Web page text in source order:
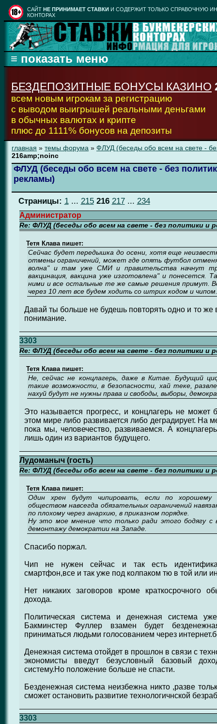
CАЙТ НЕ ПРИНИМАЕТ СТАВКИ И СОДЕРЖИТ ТОЛЬКО СПРАВОЧНУЮ
КОНТОРАХ
БЕЗДЕПОЗИТНЫЕ БОНУСЫ КАЗИНО
всем новым игрокам за регистрацию
с выводом выигрышей реальными деньгами
в обычных валютах и крипте
плюс до 1111% бонусов на депозиты
главная » темы форума » ФЛУД (беседы обо всем на свете -
216amp;noinc
ФЛУД (беседы обо всем на свете - без
рекламы)
Страницы: 1... 215 216 217... 234
Администратор
Re: ФЛУД (беседы обо всем на свете - без политики и
Тетя Клава пишет:
Сейчас будет передышка до осени, хотя еще
отмены ограничений, может где опять футбол
волна" и там уже СМИ и правительства начнут
вакцинация, вакцина уже изготовлена" и понесется.
ними и все остальные те же самые решения примут.
через 10 лет все будем ходить со штрих кодом и чипом.
Давай ты больше не будешь повторять одно и то же
понимание.
3303
Re: ФЛУД (беседы обо всем на свете - без политики и
Тетя Клава пишет:
Не, сейчас не концлагерь, даже в Китае. Будущий
такие возможности, в безопасности, хай теке,
нахуй будут не нужны права и свободы, выборы,
Это называется прогресс, и концлагерь не
этом мире либо развивается либо деградирует. На
пока мы, человечество, развиваемся. А
лишь один из вариантов будущего.
Лудоманыч (гость)
Re: ФЛУД (беседы обо всем на свете - без политики и
Тетя Клава пишет:
Один хрен будут чипировать, если по хорошему
обществом навсегда обязательных ограничений
по плохому через анархию, в приказном порядке.
Ну это мое мнение что только ради этого бодягу с
демонтажу демократии на Западе.
Спасибо поржал.
Чип не нужен сейчас и так есть
смартфон,все и так уже под колпаком тю в той или
Нет никаких заговоров кроме краткосрочного
дохода.
Политическая система и денежная система
Бакминстер Фуллер взамен будет
приниматься людьми голосованием через
Денежная система отойдет в прошлон в связи с
экономисты введут безусловный базовый
систему.Но положение больше не спасти.
Безденежная система неизбежна никто ,разве
сможет остановить развитие технологичнской
3303